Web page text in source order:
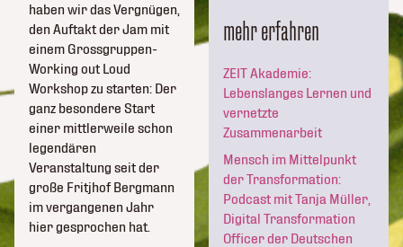
haben wir das Vergnügen,
den Auftakt der Jam mit
einem Grossgruppen-
Working out Loud
Workshop zu starten: Der
ganz besondere Start
einer mittlerweile schon
legendären
Veranstaltung seit der
große Fritjhof Bergmann
im vergangenen Jahr
hier gesprochen hat.
mehr erfahren
ZEIT Akademie:
Lebenslanges Lernen und
vernetzte
Zusammenarbeit
Mensch im Mittelpunkt
der Transformation:
Podcast mit Tanja Müller,
Digital Transformation
Officer der Deutschen